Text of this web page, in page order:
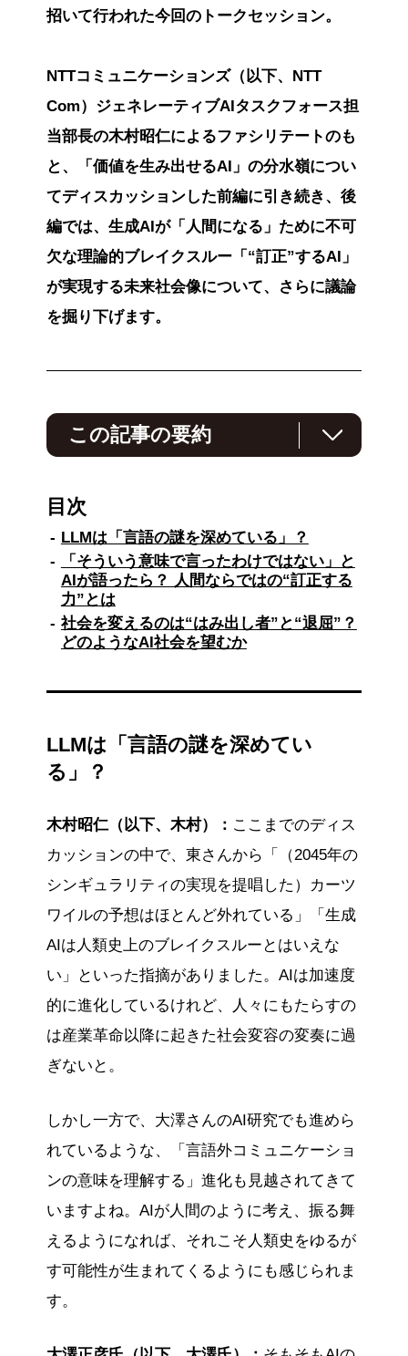
招いて行われた今回のトークセッション。
NTTコミュニケーションズ（以下、NTT
Com）ジェネレーティブAIタスクフォース担
当部長の木村昭仁によるファシリテートのも
と、「価値を生み出せるAI」の分水嶺につい
てディスカッションした前編に引き続き、後
編では、生成AIが「人間になる」ために不可
欠な理論的ブレイクスルー「“訂正”するAI」
が実現する未来社会像について、さらに議論
を掘り下げます。
この記事の要約
大澤正彦氏が議論しました。
なるとし、人間の複雑なコミュニケーションを
再現するには不十分だと指摘。一方、大澤氏は
AI研究が言語や記号の理解を深め、シンボリッ
ク・アーキテクチャとの統合が重要だと述べま
した。
さらに、AIに善意を感じさせるデザインの重要
強調しました。東氏は人間の退屈や破壊衝動が
しい価値を創出する共存の形を提案しました。
議論は、生成AIがどのような未来社会を創造す
※この要約は生成AIで作成しました。
目次
LLMは「言語の謎を深めている」？
「そういう意味で言ったわけではない」と
AIが語ったら？ 人間ならではの“訂正する
力”とは
社会を変えるのは“はみ出し者”と“退屈”？
どのようなAI社会を望むか
LLMは「言語の謎を深めてい
る」？
木村昭仁（以下、木村）： ここまでのディス
カッションの中で、東さんから「（2045年の
シンギュラリティの実現を提唱した）カーツ
ワイルの予想はほとんど外れている」「生成
AIは人類史上のブレイクスルーとはいえな
い」といった指摘がありました。AIは加速度
的に進化しているけれど、人々にもたらすの
は産業革命以降に起きた社会変容の変奏に過
ぎないと。
しかし一方で、大澤さんのAI研究でも進めら
れているような、「言語外コミュニケーショ
ンの意味を理解する」進化も見越されてきて
いますよね。AIが人間のように考え、振る舞
えるようになれば、それこそ人類史をゆるが
す可能性が生まれてくるようにも感じられま
す。